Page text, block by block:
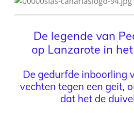
De legende van
op Lanzarote in
De gedurfde inboorling
vechten tegen een geit,
dat het de